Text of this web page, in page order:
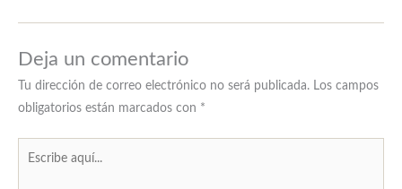
Deja un comentario
Tu dirección de correo electrónico no será publicada. Los campos
obligatorios están marcados con *